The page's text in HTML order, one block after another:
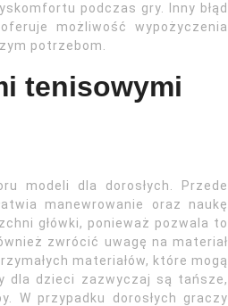
podczas gry. Inny błąd
oferuje możliwość wypożyczenia
potrzebom.
tenisowymi
modeli dla dorosłych. Przede
manewrowanie oraz naukę
główki, ponieważ pozwala to
zwrócić uwagę na materiał
materiałów, które mogą
dla dzieci zazwyczaj są tańsze,
W przypadku dorosłych graczy